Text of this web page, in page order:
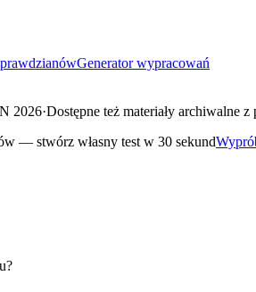
Generator wypracowań
2026·Dostępne też materiały archiwalne
— stwórz własny test w 30 sekund